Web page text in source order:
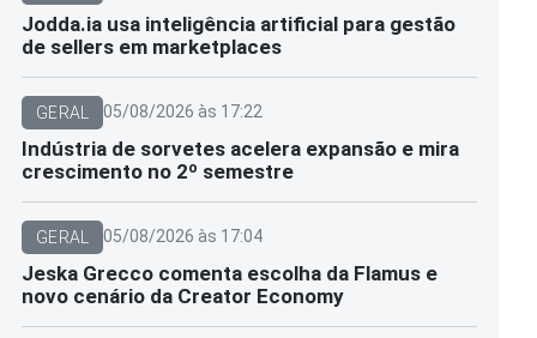
Jodda.ia usa inteligência artificial para gestão
de sellers em marketplaces
GERAL 05/08/2026 às 17:22
Indústria de sorvetes acelera expansão e mira
crescimento no 2º semestre
GERAL 05/08/2026 às 17:04
Jeska Grecco comenta escolha da Flamus e
novo cenário da Creator Economy